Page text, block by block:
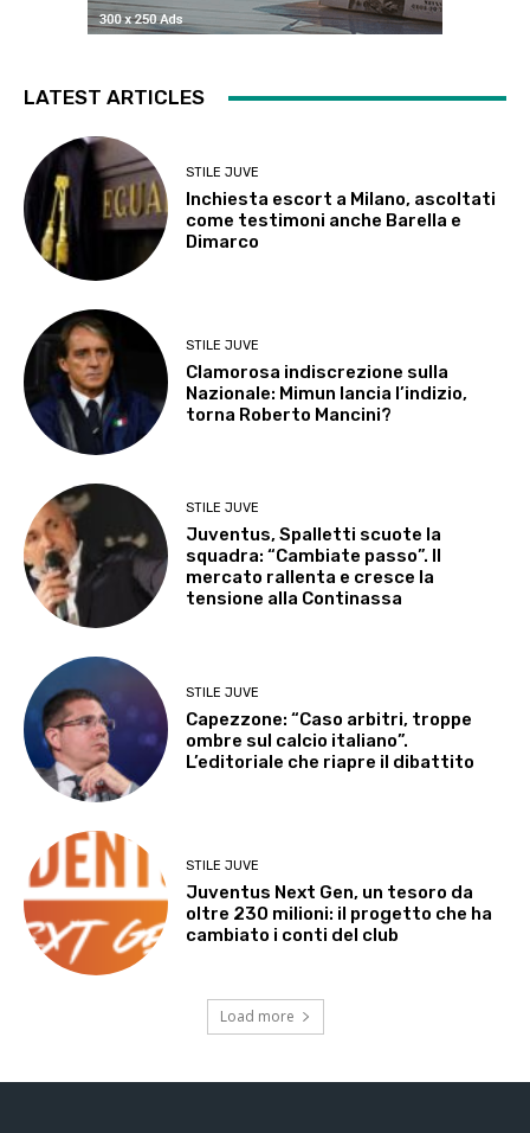
LATEST ARTICLES
STILE JUVE
Inchiesta escort a Milano, ascoltati
come testimoni anche Barella e
Dimarco
STILE JUVE
Clamorosa indiscrezione sulla
Nazionale: Mimun lancia l’indizio,
torna Roberto Mancini?
STILE JUVE
Juventus, Spalletti scuote la
squadra: “Cambiate passo”. Il
mercato rallenta e cresce la
tensione alla Continassa
STILE JUVE
Capezzone: “Caso arbitri, troppe
ombre sul calcio italiano”.
L’editoriale che riapre il dibattito
STILE JUVE
Juventus Next Gen, un tesoro da
oltre 230 milioni: il progetto che ha
cambiato i conti del club
Load more